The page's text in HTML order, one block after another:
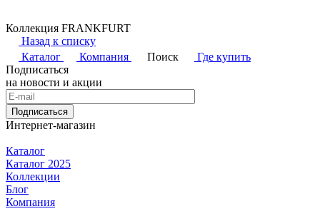
Коллекция FRANKFURT
Назад к списку
Каталог
Компания Поиск
Где купить
Подписаться
на новости и акции
Подписаться
Интернет-магазин
Каталог
Каталог 2025
Коллекции
Блог
Компания